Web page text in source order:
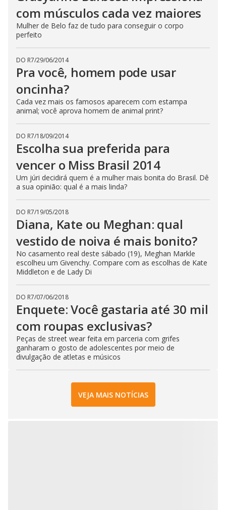
com músculos cada vez maiores
Mulher de Belo faz de tudo para conseguir o corpo
perfeito
DO R7/29/06/2014
Pra você, homem pode usar
oncinha?
Cada vez mais os famosos aparecem com estampa
animal; você aprova homem de animal print?
DO R7/18/09/2014
Escolha sua preferida para
vencer o Miss Brasil 2014
Um júri decidirá quem é a mulher mais bonita do Brasil. Dê
a sua opinião: qual é a mais linda?
DO R7/19/05/2018
Diana, Kate ou Meghan: qual
vestido de noiva é mais bonito?
No casamento real deste sábado (19), Meghan Markle
escolheu um Givenchy. Compare com as escolhas de Kate
Middleton e de Lady Di
DO R7/07/06/2018
Enquete: Você gastaria até 30 mil
com roupas exclusivas?
Peças de street wear feita em parceria com grifes
ganharam o gosto de adolescentes por meio de
divulgação de atletas e músicos
VEJA MAIS NOTÍCIAS